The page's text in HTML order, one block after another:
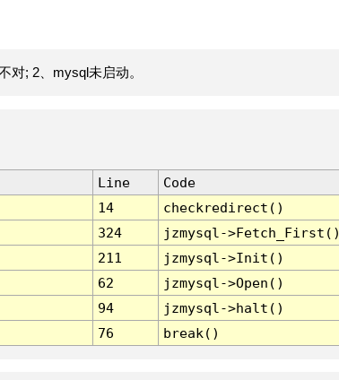
对; 2、mysql未启动。
Line
Code
14
checkredirect()
324
jzmysql-
211
jzmysql->Init()
62
jzmysql->Open()
94
jzmysql->halt()
76 break()